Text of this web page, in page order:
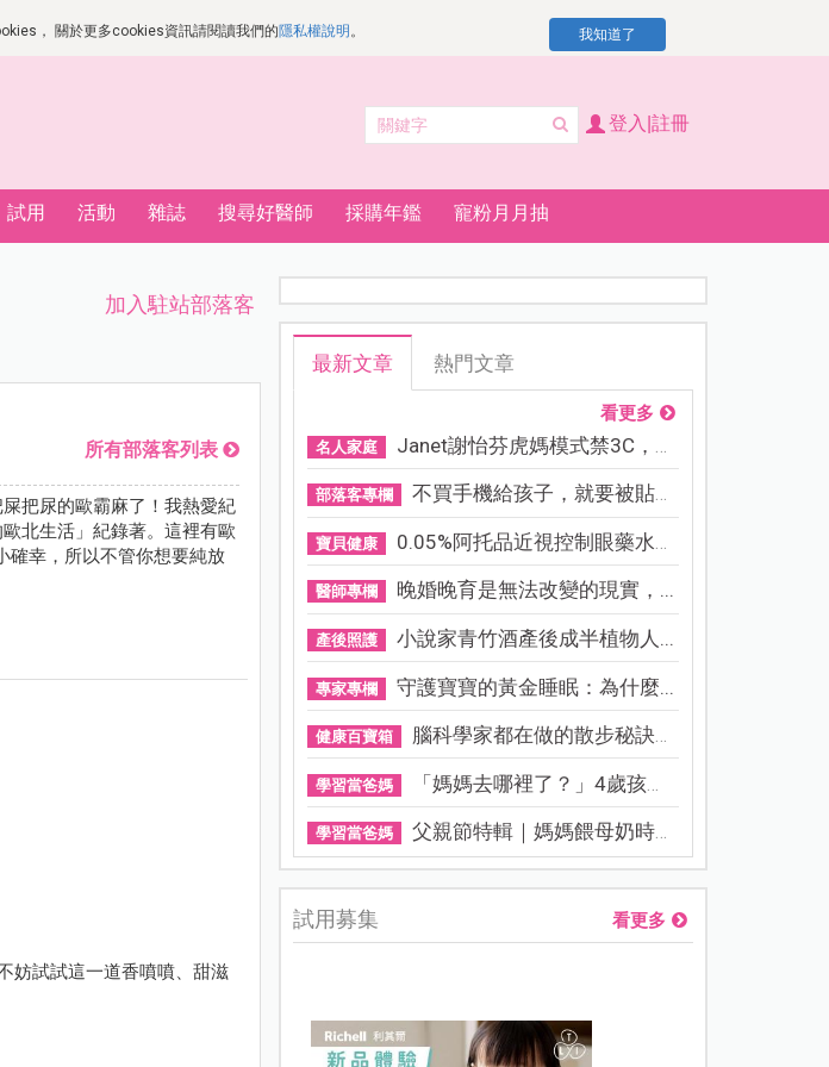
， 關於更多cookies資訊請閱讀我們的隱私權說明 。 我知道了
登入|註冊
試用 活動 雜誌 搜尋好醫師 採購年鑑 寵粉月月抽
加入駐站部落客
所有部落客列表
把尿的歐霸麻了！我熱愛紀
北生活」紀錄著。這裡有歐
確幸，所以不管你想要純放
妨試試這一道香噴噴、甜滋
最新文章 熱門文章
看更多
名人家庭 Janet謝怡芬虎媽模式禁3C，看...
部落客專欄 不買手機給孩子，就要被貼「...
寶貝健康 0.05%阿托品近視控制眼藥水納...
醫師專欄 晚婚晚育是無法改變的現實，...
產後照護 小說家青竹酒產後成半植物人...
專家專欄 守護寶寶的黃金睡眠：為什麼...
健康百寶箱 腦科學家都在做的散步秘訣！...
學習當爸媽 「媽媽去哪裡了？」4歲孩子還...
學習當爸媽 父親節特輯｜媽媽餵母奶時，...
試用募集 看更多